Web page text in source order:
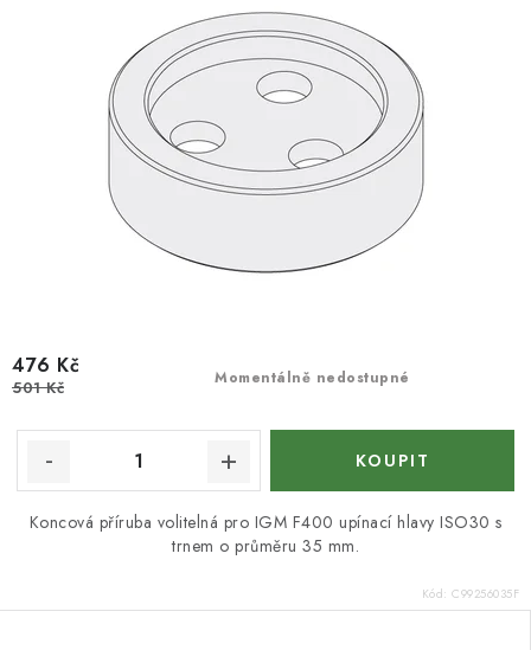
Momentálně nedostupné
476 Kč
501 Kč
Koncová příruba volitelná pro IGM F400 upínací hlavy ISO30 s
trnem o průměru 35 mm.
Kód: C99256035F